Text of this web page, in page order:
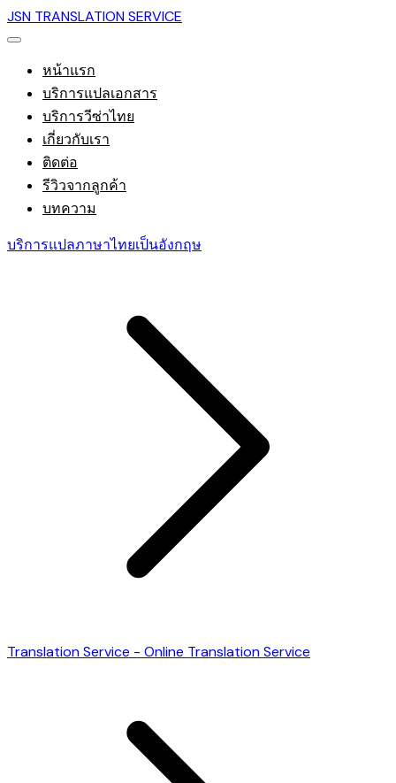
JSN TRANSLATION SERVICE
หน้าแรก
บริการแปลเอกสาร
บริการวีซ่าไทย
เกี่ยวกับเรา
ติดต่อ
รีวิวจากลูกค้า
บทความ
บริการแปลภาษาไทยเป็นอังกฤษ
Translation Service - Online Translation Service